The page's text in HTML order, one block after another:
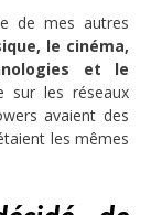
de mes autres
le cinéma,
et le
sur les réseaux
avaient des
les mêmes